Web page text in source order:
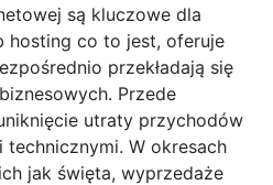
są kluczowe dla
hosting co to jest, oferuje
przekładają się
Przede
utraty przychodów
W okresach
jak święta, wyprzedaże